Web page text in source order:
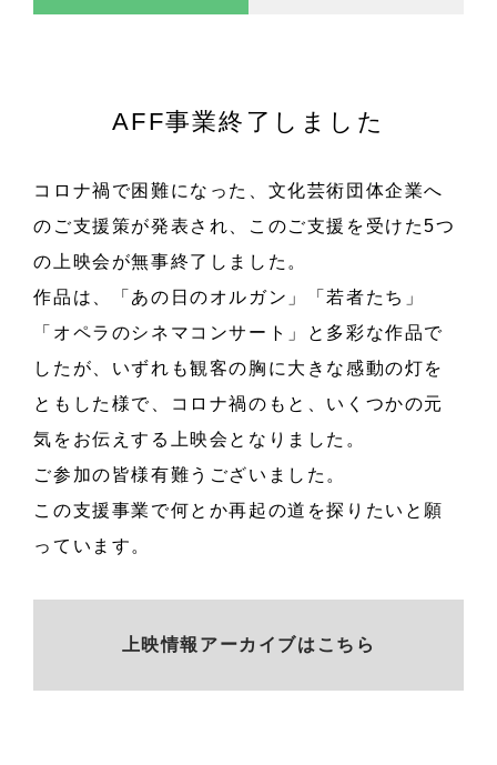
AFF事業終了しました
コロナ禍で困難になった、文化芸術団体企業へ
のご支援策が発表され、このご支援を受けた5つ
の上映会が無事終了しました。
作品は、「あの日のオルガン」「若者たち」
「オペラのシネマコンサート」と多彩な作品で
したが、いずれも観客の胸に大きな感動の灯を
ともした様で、コロナ禍のもと、いくつかの元
気をお伝えする上映会となりました。
ご参加の皆様有難うございました。
この支援事業で何とか再起の道を探りたいと願
っています。
上映情報アーカイブはこちら